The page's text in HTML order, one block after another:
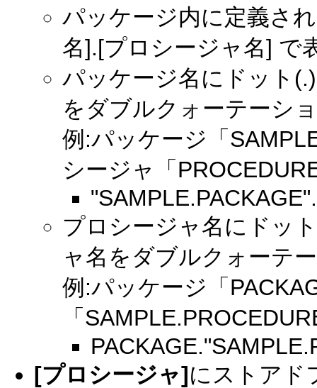
パッケージ内に定義さ
名].[プロシージャ名] で
パッケージ名にドット
をダブルクォーテーシ
例:パッケージ「
シージャ「
プロシージャ名にドッ
ャ名をダブルクォーテ
例:パッケージ「
「
[プロシージャ]にストアド